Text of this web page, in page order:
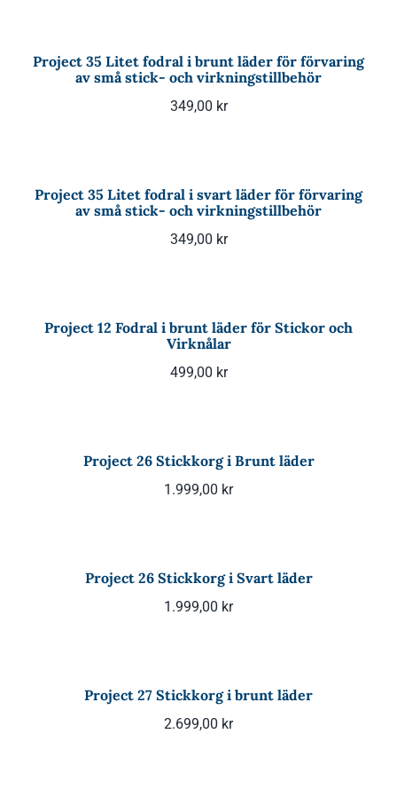
Project 35 Litet fodral i brunt läder för förvaring
av små stick- och virkningstillbehör
349,00 kr
Project 35 Litet fodral i svart läder för förvaring
av små stick- och virkningstillbehör
349,00 kr
Project 12 Fodral i brunt läder för Stickor och
Virknålar
499,00 kr
Project 26 Stickkorg i Brunt läder
1.999,00 kr
Project 26 Stickkorg i Svart läder
1.999,00 kr
Project 27 Stickkorg i brunt läder
2.699,00 kr